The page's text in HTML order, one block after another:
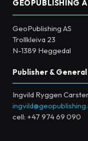
GEOPUBLISHING
GeoPublishing AS
Trollkleiva 23
N-1389 Heggedal
Publisher &
Ingvild Ryggen
cell: +47 974 69 090